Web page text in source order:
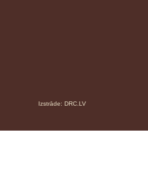
Izstrāde: DRC.LV